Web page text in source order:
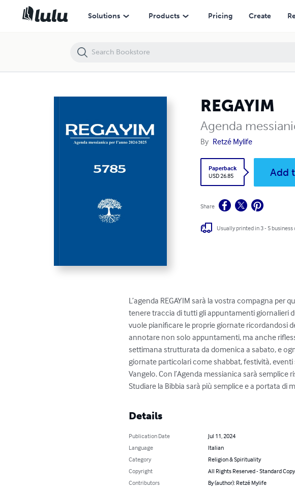
Solutions Products Pricing Create
REGAYIM
Agenda
By Retzé Mylife
Paperback
USD 26.85
Add
Share
Usually printed in 3 - 5 business
L’agenda REGAYIM sarà la vostra compagna
tenere traccia di tutti gli appuntamenti giornalieri
vuole pianificare le proprie giornate ricordandosi
annotare non solo appuntamenti, ma anche
settimana strutturata da domenica a sabato, e
giornate particolari come shabbat, festività,
Vangelo. Con l’Agenda messianica sarà
Studiare la Bibbia sarà più semplice e a portata di
Details
Publication Date
Jul 11, 2024
Language
Italian
Category
Religion & Spirituality
Copyright
All Rights Reserved - Standard
Contributors
By (author): Retzé Mylife
REGAYIM